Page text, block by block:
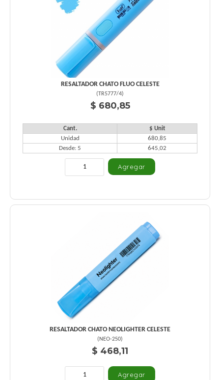
RESALTADOR CHATO FLUO CELESTE
( TR5777/4)
$ 680,85
Cant.
$ Unit
Unidad
680,85
Desde: 5
645,02
RESALTADOR CHATO NEOLIGHTER CELESTE
(NEO-250)
$ 468,11